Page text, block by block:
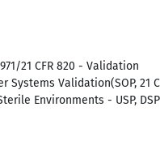
21 CFR 820 - Validation
Validation(SOP, 21
Environments - USP,